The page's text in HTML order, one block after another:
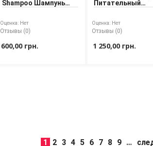
Shampoo Шампунь
Оценка: Нет
Отзывы (0)
600,00 грн.
Питательный
Оценка: Нет
Отзывы (0)
1 250,00 грн.
1 2 3 4 5 6 7 8 9 …